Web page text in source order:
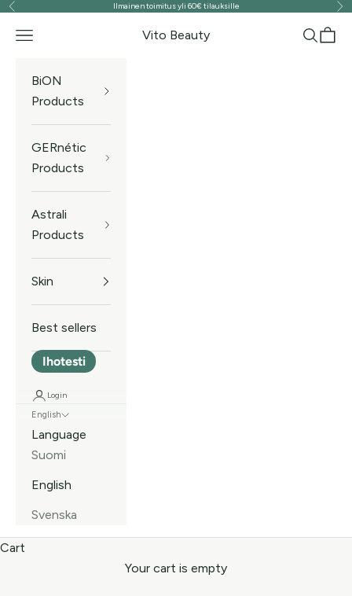
Skip to content
Previous Ilmainen toimitus yli 60€ tilauksille
Vito Beauty
Navigation menu Search
Cart
BiON
Products
GERnétic
Products
Astrali
Products
Skin
Best sellers
Ihotesti
Login
English
Language
Suomi
English
Svenska
Cart
Your cart is empty